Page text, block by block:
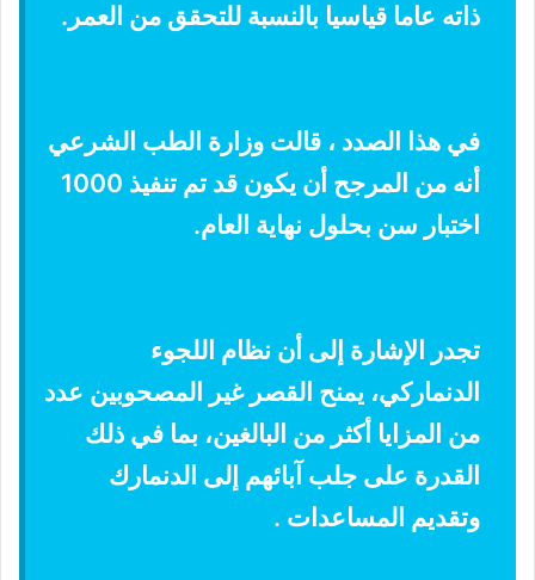
ذاته عاما قياسيا بالنسبة للتحقق من العمر.
في هذا الصدد ، قالت وزارة الطب الشرعي
أنه من المرجح أن يكون قد تم تنفيذ 1000
اختبار سن بحلول نهاية العام.
تجدر الإشارة إلى أن نظام اللجوء
الدنماركي، يمنح القصر غير المصحوبين عدد
من المزايا أكثر من البالغين، بما في ذلك
القدرة على جلب آبائهم إلى الدنمارك
وتقديم المساعدات .